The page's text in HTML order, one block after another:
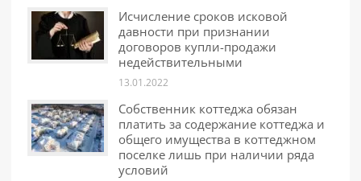
Исчисление сроков исковой
давности при признании
договоров купли-продажи
недействительными
13.01.2022
Собственник коттеджа обязан
платить за содержание коттеджа и
общего имущества в коттеджном
поселке лишь при наличии ряда
условий